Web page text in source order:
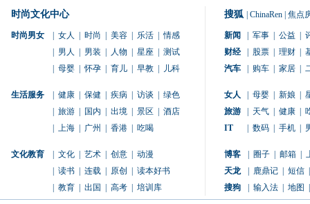
时尚文化中心
时尚男女 女人 时尚 美容 乐活
情感
男人 男装 人物 星座
测试
母婴 怀孕 育儿 早教 儿科
生活服务 健康 保健 疾病 访谈
绿色
旅游 国内 出境 景区
酒店
上海 广州 香港 吃喝
文化教育 文化 艺术 创意
动漫
读书 连载 原创
读本好书
教育 出国 高考 培训库
搜狐 ChinaRen 焦点
新闻 军事 公益
财经
股票 理财
汽车
购车 家居
女人 母婴 新娘
旅游
天气 健康
IT
数码 手机
博客 圈子 邮箱
天龙
鹿鼎记 短信
搜狗
输入法 地图